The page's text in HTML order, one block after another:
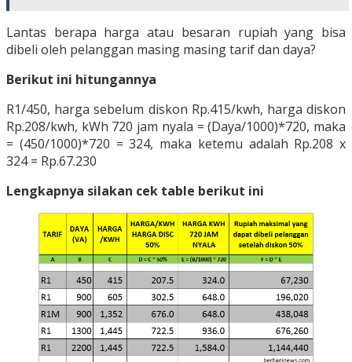
Lantas berapa harga atau besaran rupiah yang bisa
dibeli oleh pelanggan masing masing tarif dan daya?
Berikut ini hitungannya
R1/450, harga sebelum diskon Rp.415/kwh, harga diskon
Rp.208/kwh, kWh 720 jam nyala = (Daya/1000)*720, maka
= (450/1000)*720 = 324, maka ketemu adalah Rp.208 x
324 = Rp.67.230
Lengkapnya silakan cek table berikut ini